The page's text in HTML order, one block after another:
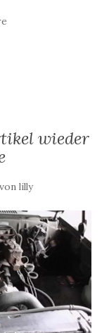
wieder
von lilly